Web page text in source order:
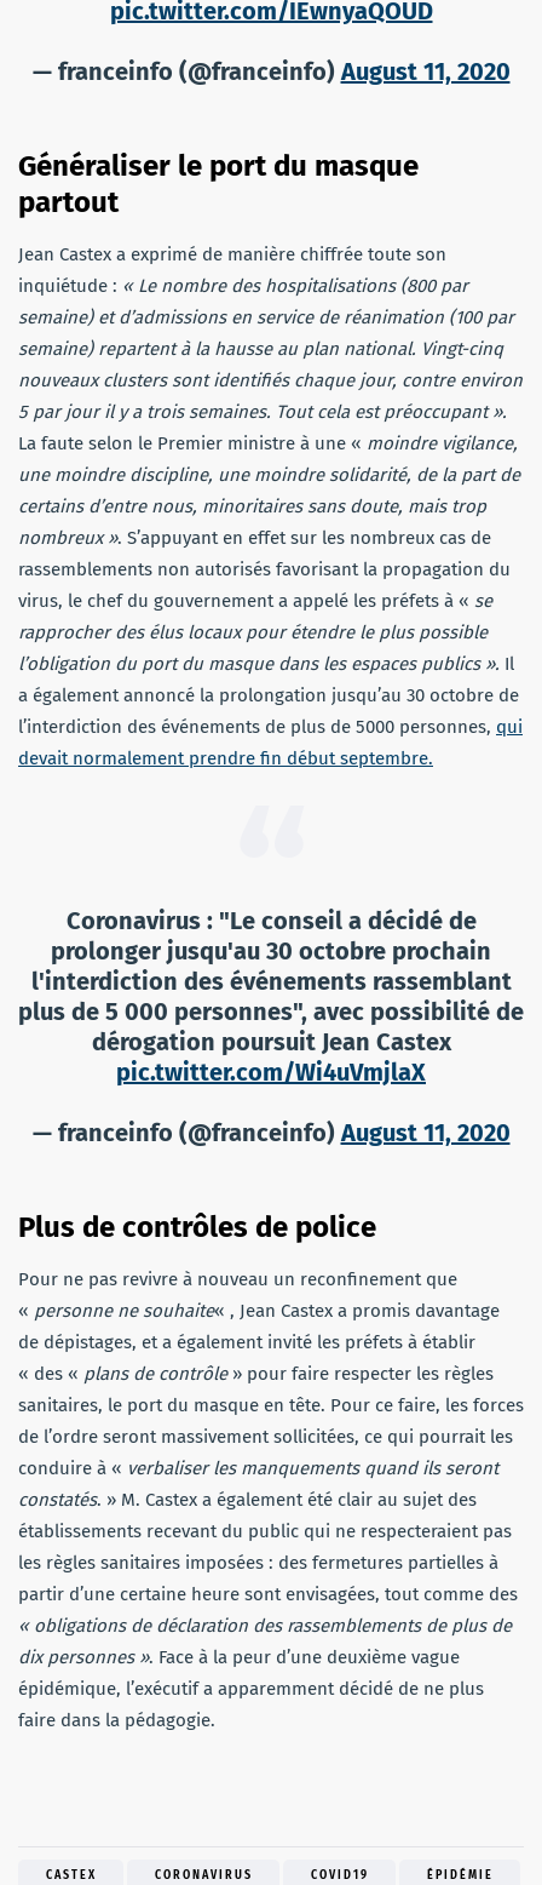
pic.twitter.com/IEwnyaQOUD
— franceinfo (@franceinfo)August 11, 2020
Généraliser le port du masque
partout
Jean Castex a exprimé de manière chiffrée toute son
inquiétude : « Le nombre des hospitalisations (800 par
semaine) et d’admissions en service de réanimation (100 par
semaine) repartent à la hausse au plan national. Vingt-cinq
nouveaux clusters sont identifiés chaque jour, contre environ
5 par jour il y a trois semaines. Tout cela est préoccupant ».
La faute selon le Premier ministre à une « moindre vigilance,
une moindre discipline, une moindre solidarité, de la part de
certains d’entre nous, minoritaires sans doute, mais trop
nombreux ». S’appuyant en effet sur les nombreux cas de
rassemblements non autorisés favorisant la propagation du
virus, le chef du gouvernement a appelé les préfets à « se
rapprocher des élus locaux pour étendre le plus possible
l’obligation du port du masque dans les espaces publics ». Il
a également annoncé la prolongation jusqu’au 30 octobre de
l’interdiction des événements de plus de 5000 personnes, qui
devait normalement prendre fin début septembre.
Coronavirus : "Le conseil a décidé de
prolonger jusqu'au 30 octobre prochain
l'interdiction des événements rassemblant
plus de 5 000 personnes", avec possibilité de
dérogation poursuit Jean Castex
pic.twitter.com/Wi4uVmjlaX
— franceinfo (@franceinfo)August 11, 2020
Plus de contrôles de police
Pour ne pas revivre à nouveau un reconfinement que
« personne ne souhaite« , Jean Castex a promis davantage
de dépistages, et a également invité les préfets à établir
« des « plans de contrôle» pour faire respecter les règles
sanitaires, le port du masque en tête. Pour ce faire, les forces
de l’ordre seront massivement sollicitées, ce qui pourrait les
conduire à « verbaliser les manquements quand ils seront
constatés. » M. Castex a également été clair au sujet des
établissements recevant du public qui ne respecteraient pas
les règles sanitaires imposées : des fermetures partielles à
partir d’une certaine heure sont envisagées, tout comme des
« obligations de déclaration des rassemblements de plus de
dix personnes ». Face à la peur d’une deuxième vague
épidémique, l’exécutif a apparemment décidé de ne plus
faire dans la pédagogie.
CASTEX CORONAVIRUS COVID19 ÉPIDÉMIE